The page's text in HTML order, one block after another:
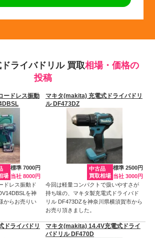
ライバドリル 買取相場・価格の
投稿
ードレス振動
場
標準 7000円
当社 8000円
ドレス振動ド
を神
からお売りい
マキタ(makita) 充電式ドライバドリ
ル DF473DZ
中古品
買取相場
標準 2500円
当社 3000円
今回は軽量コンパクトで扱いやすさが
持ち味の、マキタ製充電式ドライバド
リル DF473DZを神奈川県横須賀市から
お売り頂きました。
ドライバドリ
マキタ(makita) 14.4V充電式ドライ
バドリル DF470D